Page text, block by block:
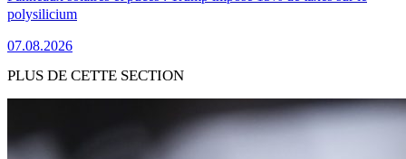
polysilicium
07.08.2026
PLUS DE CETTE SECTION